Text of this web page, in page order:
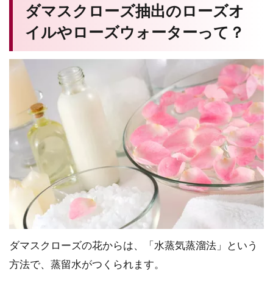
ダマスクローズ抽出のローズオ
イルやローズウォーターって？
ダマスクローズの花からは、「水蒸気蒸溜法」という
方法で、蒸留水がつくられます。